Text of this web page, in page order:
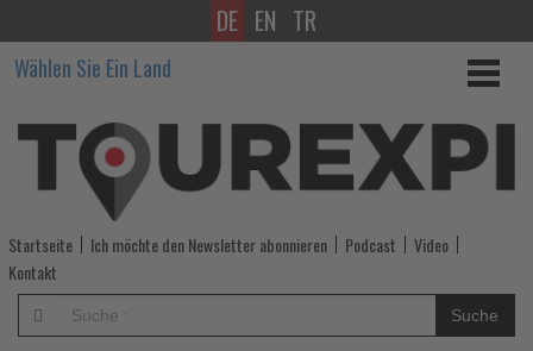
Lopesan
eröffnet
drei
neue
Hotels
in
Punta
DE EN TR
Wählen Sie Ein Land
Startseite Ich möchte den Newsletter abonnieren Podcast
Video
Kontakt
Suche